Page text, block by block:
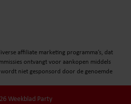
affiliate marketing programma’s, dat
ontvangt voor aankopen middels
niet gesponsord door de genoemde
Weekblad Party